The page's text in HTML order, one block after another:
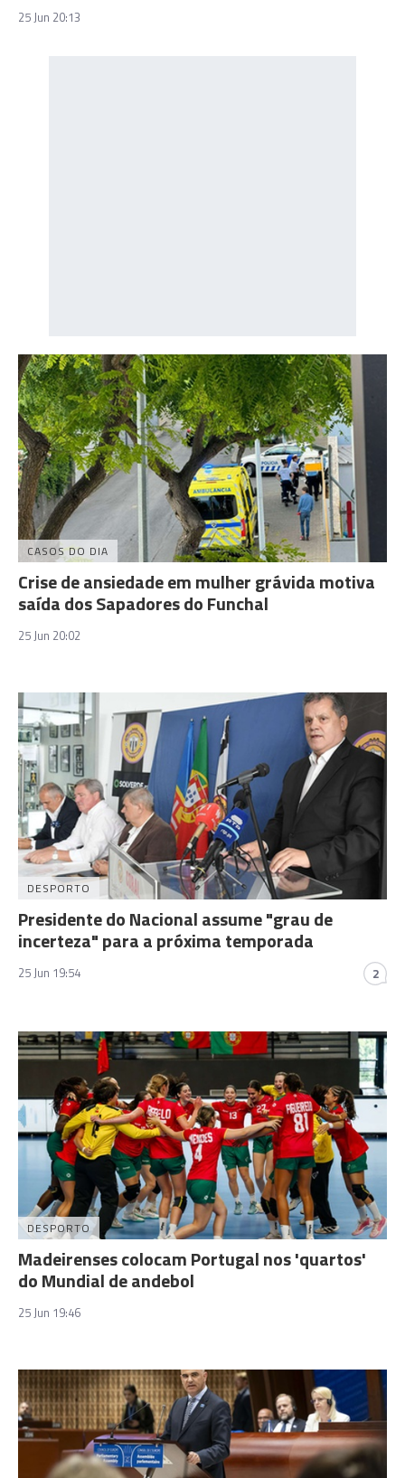
25 Jun 20:13
CASOS DO DIA
Crise de ansiedade em mulher grávida motiva
saída dos Sapadores do Funchal
25 Jun 20:02
DESPORTO
Presidente do Nacional assume "grau de
incerteza" para a próxima temporada
25 Jun 19:54 2
DESPORTO
Madeirenses colocam Portugal nos 'quartos'
do Mundial de andebol
25 Jun 19:46